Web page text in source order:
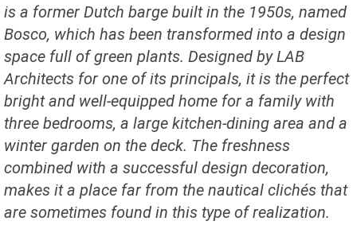
is a former Dutch barge built in the 1950s, named
Bosco, which has been transformed into a design
space full of green plants. Designed by LAB
Architects for one of its principals, it is the perfect
bright and well-equipped home for a family with
three bedrooms, a large kitchen-dining area and a
winter garden on the deck. The freshness
combined with a successful design decoration,
makes it a place far from the nautical clichés that
are sometimes found in this type of realization.